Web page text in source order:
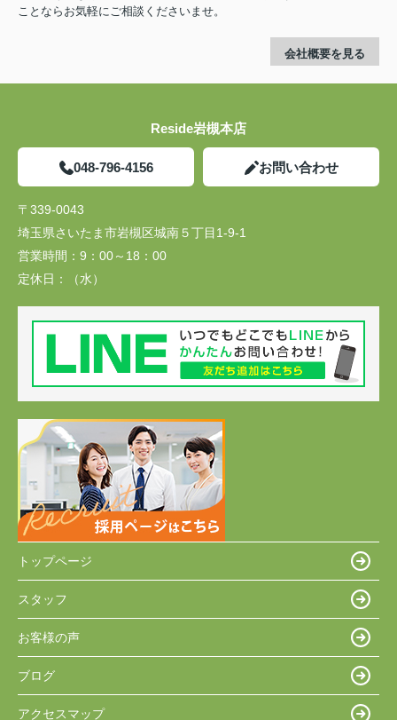
ことならお気軽にご相談くださいませ。
会社概要を見る
Reside岩槻本店
048-796-4156 お問い合わせ
〒339-0043
埼玉県さいたま市岩槻区城南５丁目1-9-1
営業時間： 9：00～18：00
定休日：
（水）
トップページ
スタッフ
お客様の声
ブログ
アクセスマップ